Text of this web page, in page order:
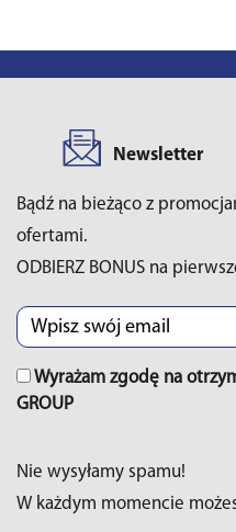
Newsletter
Bądź na bieżąco z
ofertami.
ODBIERZ BONUS na
Wyrażam zgodę na
GROUP
Nie wysyłamy spamu!
W każdym momencie